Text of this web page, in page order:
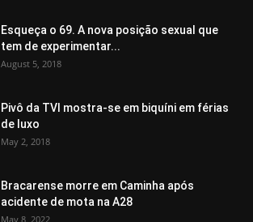
Esqueça o 69. A nova posição sexual que
tem de experimentar...
August 5, 2018
Pivô da TVI mostra-se em biquíni em férias
de luxo
May 2, 2018
Bracarense morre em Caminha após
acidente de mota na A28
May 8, 2022